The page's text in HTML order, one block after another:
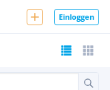
Einloggen